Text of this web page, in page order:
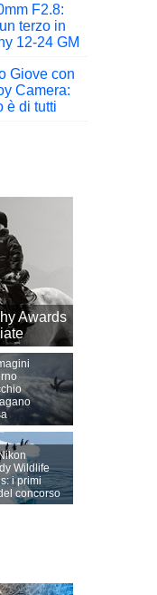
F2.8:
terzo in
12-24 GM
Giove con
Camera:
è di tutti
Awards
Wildlife
i primi
concorso